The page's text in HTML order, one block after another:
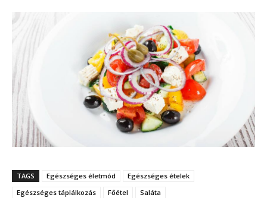
TAGS Egészséges életmód
Egészséges ételek
Egészséges táplálkozás
Főétel Saláta